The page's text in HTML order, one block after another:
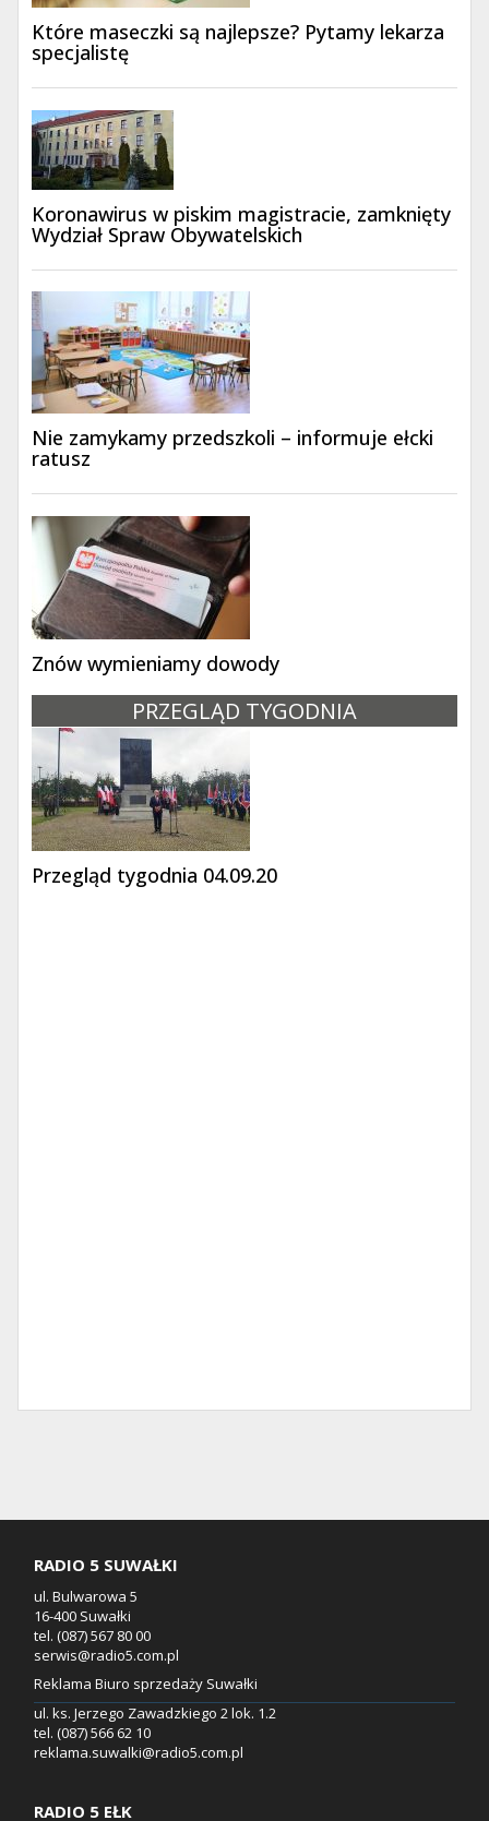
Które maseczki są najlepsze? Pytamy lekarza
specjalistę
Koronawirus w piskim magistracie, zamknięty
Wydział Spraw Obywatelskich
Nie zamykamy przedszkoli – informuje ełcki
ratusz
Znów wymieniamy dowody
PRZEGLĄD TYGODNIA
Przegląd tygodnia 04.09.20
RADIO 5 SUWAŁKI
ul. Bulwarowa 5
16-400 Suwałki
tel. (087) 567 80 00
serwis@radio5.com.pl
Reklama Biuro sprzedaży Suwałki
ul. ks. Jerzego Zawadzkiego 2 lok. 1.2
tel. (087) 566 62 10
reklama.suwalki@radio5.com.pl
RADIO 5 EŁK